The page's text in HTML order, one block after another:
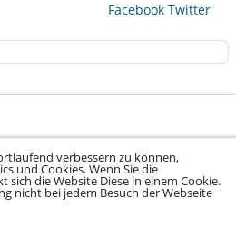
Facebook Twitter
gGmbH •
Social
verbessern zu können,
und Cookies. Wenn Sie die
sich die Website Diese in einem Cookie.
nicht bei jedem Besuch der Webseite